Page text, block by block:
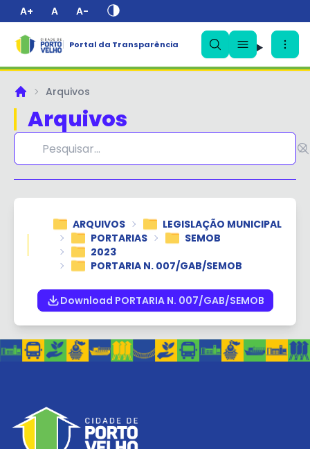
A+ A A-
Portal da Transparência
PrincipalArquivos
Arquivos
ARQUIVOS
LEGISLAÇÃO MUNICIPAL
PORTARIAS
SEMOB
2023
PORTARIA N. 007/GAB/SEMOB
Download PORTARIA N. 007/GAB/SEMOB
✕